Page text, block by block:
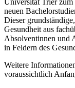
Universität Trier zum
neuen
Dieser
Gesundheit aus
Absolventinnen und
in Feldern des
Weitere
voraussichtlich